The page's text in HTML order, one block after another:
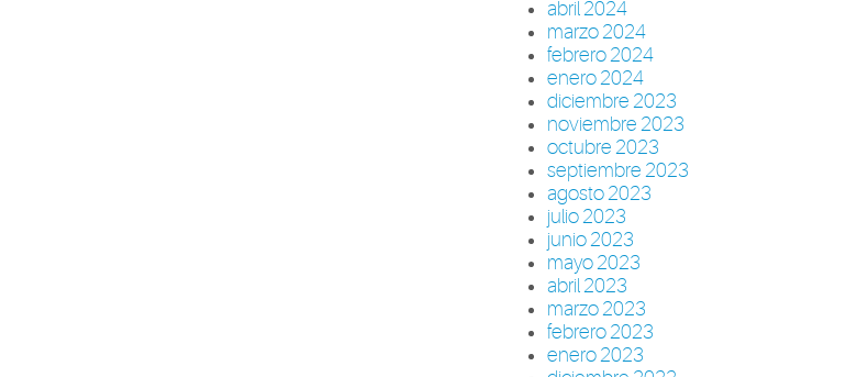
abril 2024
marzo 2024
febrero 2024
enero 2024
diciembre 2023
noviembre 2023
octubre 2023
septiembre 2023
agosto 2023
julio 2023
junio 2023
mayo 2023
abril 2023
marzo 2023
febrero 2023
enero 2023